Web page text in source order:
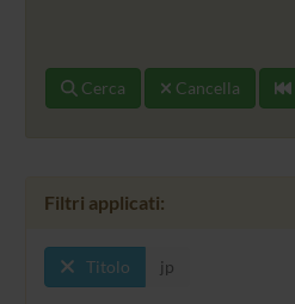
Cerca Cancella
Filtri applicati:
Titolo jp